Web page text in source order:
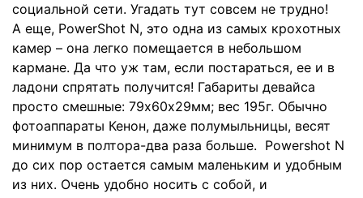
социальной сети. Угадать тут совсем не трудно!
А еще, PowerShot N, это одна из самых крохотных
камер – она легко помещается в небольшом
кармане. Да что уж там, если постараться, ее и в
ладони спрятать получится! Габариты девайса
просто смешные: 79х60х29мм; вес 195г. Обычно
фотоаппараты Кенон, даже полумыльницы, весят
минимум в полтора-два раза больше. Powershot N
до сих пор остается самым маленьким и удобным
из них. Очень удобно носить с собой, и